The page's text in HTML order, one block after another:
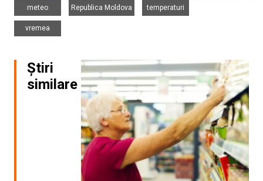
meteo
Republica Moldova
temperaturi
vremea
Știri
similare